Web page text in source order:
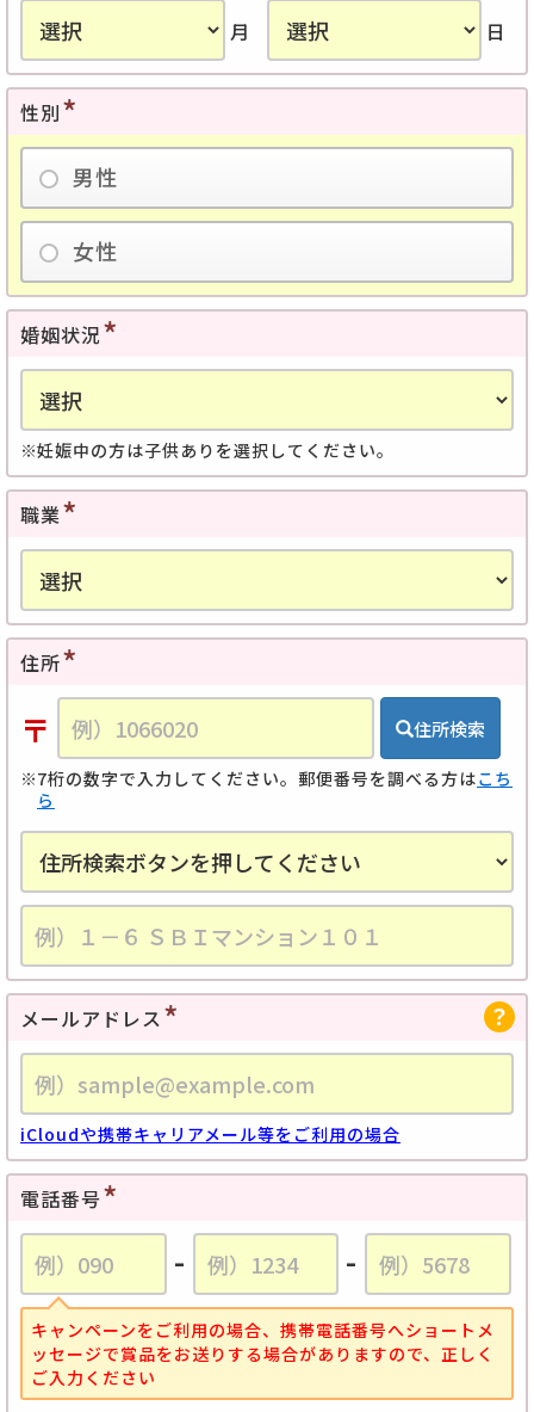
月 日
性別
男性
女性
婚姻状況
妊娠中の方は子供ありを選択してください。
職業
住所
〒 住所検索
7桁の数字で入力してください。郵便番号を調べる方はこち
ら
メールアドレス
iCloudや携帯キャリアメール等をご利用の場合
電話番号
- -
キャンペーンをご利用の場合、携帯電話番号へショートメ
ッセージで賞品をお送りする場合がありますので、正しく
ご入力ください